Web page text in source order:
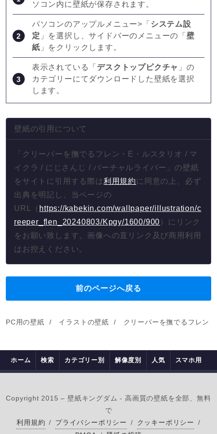
ソコン内に壁紙が保存されます。
パソコンのアップルメニュー>「 システム設
定 」を選択し、サイドバーのメニューの「壁
紙 」をクリックします。
表示されている「 デスクトップピクチャ 」の
カテゴリーにてダウンロードした壁紙を選択
します。
壁紙の引用について
「クリーパーを撫でるフレン・E・ルスタリオ / マ
イクラ / にじさんじ / バーチャルライバー」の壁紙
をサイトに引用する際は利用規約 に同意の上、必ず
出典を明記し、当ページの
URL（ https://kabekin.com/wallpaper/illustration/c
reeper_flen_20240803/Kpgy/1600/900 ）にリンク
をお願い致します。画像への直リンク及び商用利用
はお控えください。
前のページへ戻る
PC用の壁紙 イラストの壁紙 クリーパーを撫でるフレン
ホーム 検索 カテゴリー別 解像度別 人気 スマホ用
Copyright 2015 – 壁紙キングダム - 高画質の壁紙を全部、無料
で
利用規約 / プライバシーポリシー / クッキーポリシー
/